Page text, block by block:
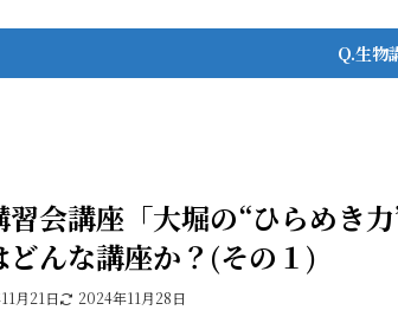
Q.生物
習会講座「大堀の“ひらめき
どんな講座か？(その１)
月21日 2024年11月28日